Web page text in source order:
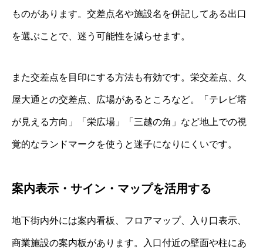
ものがあります。交差点名や施設名を併記してある出口
を選ぶことで、迷う可能性を減らせます。
また交差点を目印にする方法も有効です。栄交差点、久
屋大通との交差点、広場があるところなど。「テレビ塔
が見える方向」「栄広場」「三越の角」など地上での視
覚的なランドマークを使うと迷子になりにくいです。
案内表示・サイン・マップを活用する
地下街内外には案内看板、フロアマップ、入り口表示、
商業施設の案内板があります。入口付近の壁面や柱にあ